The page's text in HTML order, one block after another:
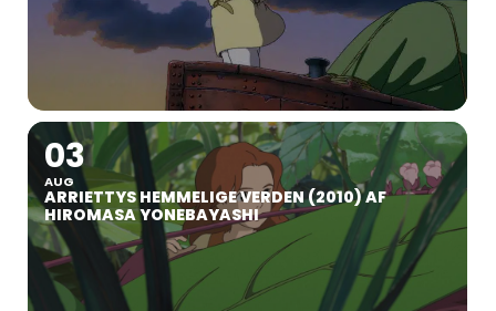
03
AUG
ARRIETTYS HEMMELIGE VERDEN (2010) AF
HIROMASA YONEBAYASHI